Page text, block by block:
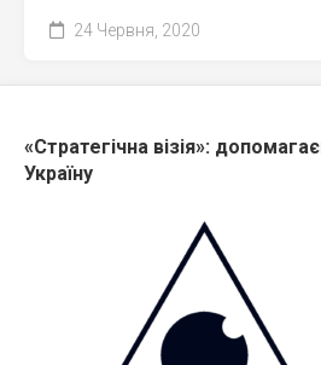
24 Червня, 2020
«Стратегічна візія»:
Україну